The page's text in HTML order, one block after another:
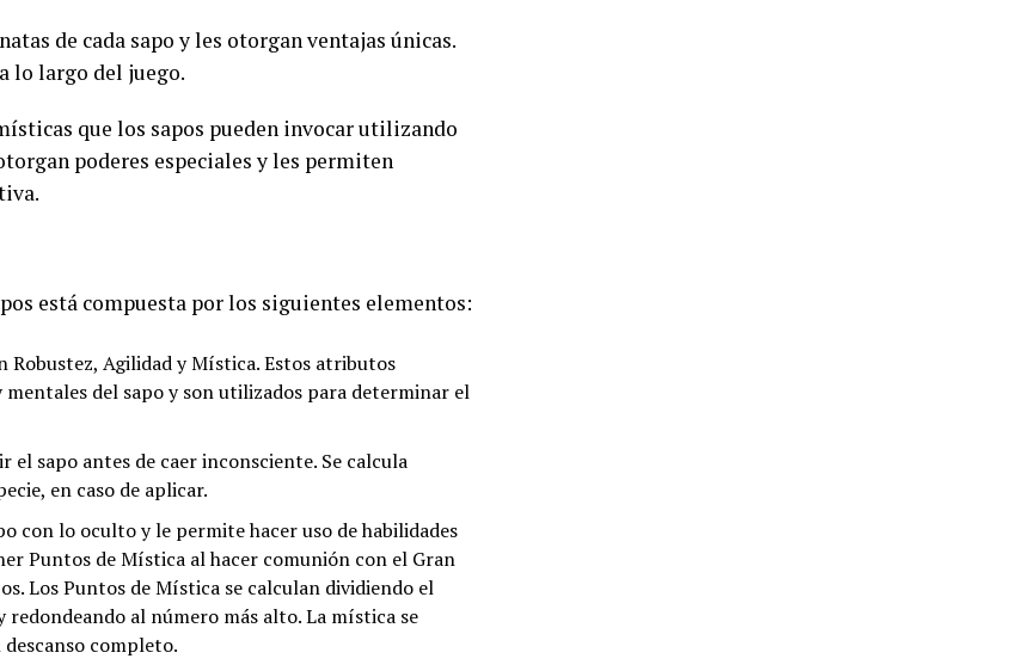
de cada sapo y les otorgan ventajas únicas.
lo largo del juego.
que los sapos pueden invocar utilizando
poderes especiales y les permiten
está compuesta por los siguientes elementos:
Agilidad y Mística. Estos atributos
del sapo y son utilizados para determinar el
sapo antes de caer inconsciente. Se calcula
en caso de aplicar.
con lo oculto y le permite hacer uso de habilidades
Puntos de Mística al hacer comunión con el Gran
Los Puntos de Mística se calculan dividiendo el
al número más alto. La mística se
completo.